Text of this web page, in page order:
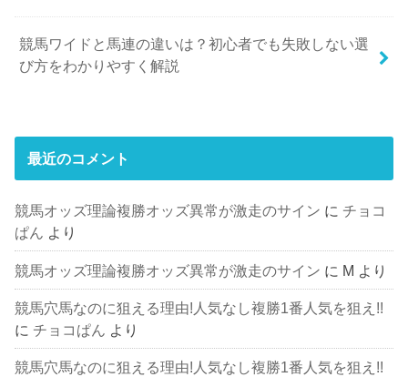
競馬ワイドと馬連の違いは？初心者でも失敗しない選
び方をわかりやすく解説
最近のコメント
競馬オッズ理論複勝オッズ異常が激走のサイン に チョコ
ぱん より
競馬オッズ理論複勝オッズ異常が激走のサイン に M より
競馬穴馬なのに狙える理由!人気なし複勝1番人気を狙え!!
に チョコぱん より
競馬穴馬なのに狙える理由!人気なし複勝1番人気を狙え!!